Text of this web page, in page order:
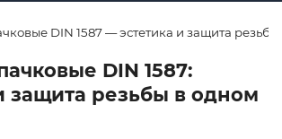
DIN 1587 — эстетика и защита резьбы.
DIN 1587:
защита резьбы в одном